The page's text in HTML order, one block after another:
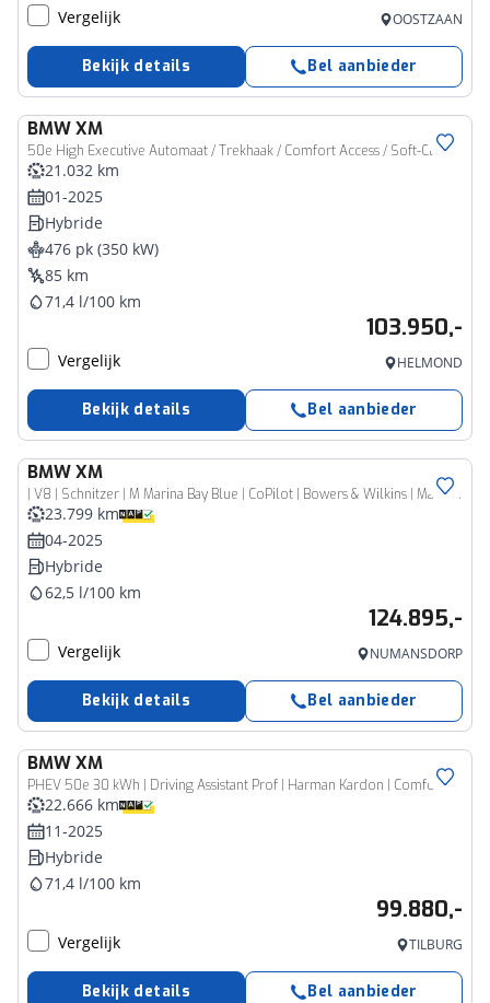
Vergelijk OOSTZAAN
Bekijk details Bel aanbieder
BMWXM
50e High Executive Automaat / Trekhaak / Comfort Access / Soft-Close / Stoelventilatie / Massagestoelen / Parking Assistant Plus / Harman Kardon / M Adaptief Onderstel
21.032 km
01-2025
Hybride
476 pk (350 kW)
85 km
71,4 l/100 km
103.950,-
Vergelijk HELMOND
Bekijk details Bel aanbieder
BMWXM
| V8 | Schnitzer | M Marina Bay Blue | CoPilot | Bowers & Wilkins | Massage | Soft-Close | Elek. Trekhaak
23.799 km
04-2025
Hybride
62,5 l/100 km
124.895,-
Vergelijk NUMANSDORP
Bekijk details Bel aanbieder
BMWXM
PHEV 50e 30 kWh | Driving Assistant Prof | Harman Kardon | Comfort Access | Verwarmde stoelen voor en achter | Massagefunctie voor beide voorstoelen | Trekhaak
22.666 km
11-2025
Hybride
71,4 l/100 km
99.880,-
Vergelijk TILBURG
Bekijk details Bel aanbieder